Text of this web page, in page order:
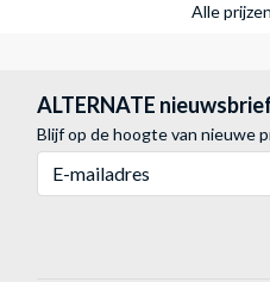
Alle
ALTERNATE
Blijf op de hoogte van nieuwe